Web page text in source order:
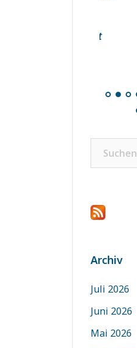
Archiv
Juli 2026
Juni 2026
Mai 2026